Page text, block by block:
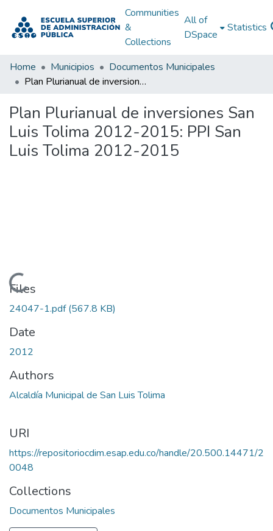
Communities
&
Collections
All of
DSpace
Statistics
Home Municipios
Documentos Municipales
Plan Plurianual de inversiones San Luis Tolima 2012-2015: PPI San Luis Tolima 2012-2015
Plan Plurianual de inversiones San
Luis Tolima 2012-2015: PPI San
Luis Tolima 2012-2015
Loading...
Files
24047-1.pdf(567.8 KB)
Date
2012
Authors
Alcaldía Municipal de San Luis Tolima
URI
https://repositoriocdim.esap.edu.co/handle/20.500.14471/2
0048
Collections
Documentos Municipales